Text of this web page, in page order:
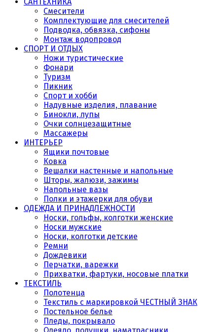
Смесители
Комплектующие для смесителей
Подводка, обвязка, сифоны
Монтаж водопровод
СПОРТ И ОТДЫХ
Ножи туристические
Фонари
Туризм
Пикник
Спорт и хобби
Надувные изделия, плавание
Бинокли, лупы
Очки солнцезащитные
Массажеры
ИНТЕРЬЕР
Ящики почтовые
Ковка
Вешалки настенные и напольные
Шторы, жалюзи, зажимы
Напольные вазы
Полки и этажерки для обуви
ОДЕЖДА И ПРИНАДЛЕЖНОСТИ
Носки, гольфы, колготки женские
Носки мужские
Носки, колготки детские
Ремни
Дождевики
Перчатки, варежки
Прихватки, фартуки, носовые платки
ТЕКСТИЛЬ
Полотенца
Текстиль с маркировкой ЧЕСТНЫЙ ЗНАК
Постельное белье
Пледы, покрывало